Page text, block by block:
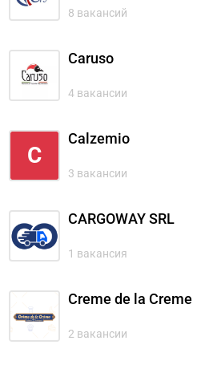
8 вакансий
Caruso
4 вакансии
C
Calzemio
3 вакансии
CARGOWAY SRL
1 вакансия
Creme de la Creme
2 вакансии